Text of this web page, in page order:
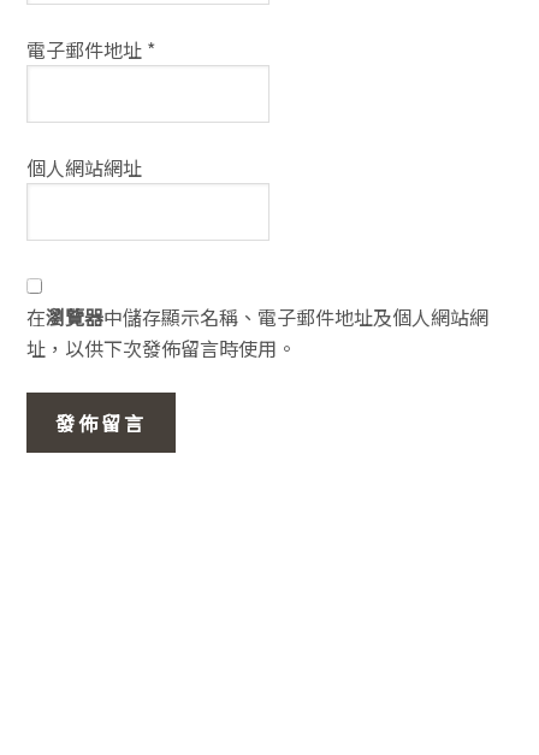
電子郵件地址 *
個人網站網址
在瀏覽器中儲存顯示名稱、電子郵件地址及個人網站網
址，以供下次發佈留言時使用。